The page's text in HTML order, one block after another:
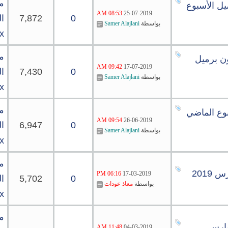
11 مليون برميل الأسبوع
25-07-2019
08:53 AM
بواسطةSamer Alajlani
0
7,872
في أميركا بـ 1.4 مليون برميل
17-07-2019
09:42 AM
بواسطةSamer Alajlani
0
7,430
الأسبوع الماضي
26-06-2019
09:54 AM
بواسطةSamer Alajlani
0
6,947
17-03-2019
06:16 PM
بواسطةمعاذ عودات 0
5,702